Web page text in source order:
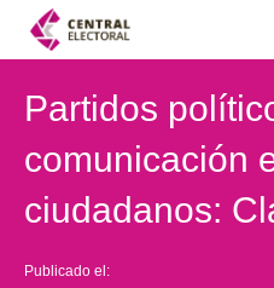
Partidos
comunicación
ciudadanos:
Publicado el: